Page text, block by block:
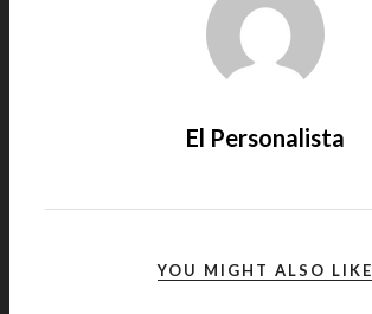
El Personalista
YOU MIGHT ALSO LIKE